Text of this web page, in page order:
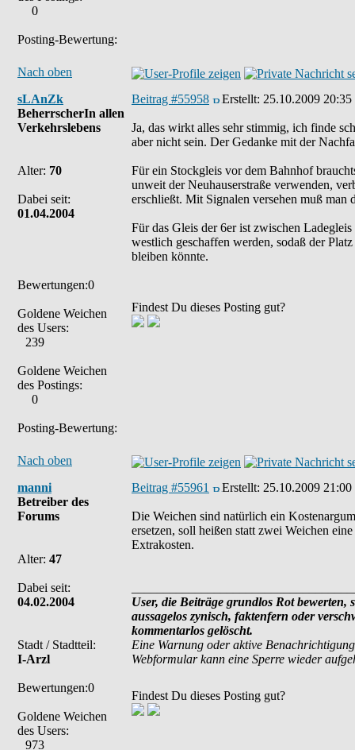
0
Posting-Bewertung:
Nach oben
sLAnZk
BeherrscherIn allen
Verkehrslebens
Alter: 70
Dabei seit:
01.04.2004
Bewertungen:0
Goldene Weichen
des Users:
239
Goldene Weichen
des Postings:
0
Posting-Bewertung:
Beitrag #55958 Erstellt: 25.10.2009 20:35
Ja, das wirkt alles sehr stimmig, ich finde
aber nicht sein. Der Gedanke mit der
Für ein Stockgleis vor dem Bahnhof
unweit der Neuhauserstraße verwenden,
erschließt. Mit Signalen versehen muß man
Für das Gleis der 6er ist zwischen
westlich geschaffen werden, sodaß der
bleiben könnte.
Findest Du dieses Posting gut?
Nach oben
manni
Betreiber des
Forums
Alter: 47
Dabei seit:
04.02.2004
Stadt / Stadtteil:
I-Arzl
Bewertungen:0
Goldene Weichen
des Users:
973
Beitrag #55961 Erstellt: 25.10.2009 21:00
Die Weichen sind natürlich ein
ersetzen, soll heißen statt zwei Weichen
Extrakosten.
User, die Beiträge grundlos Rot
aussagelos zynisch, faktenfern oder
kommentarlos gelöscht.
Eine Warnung oder aktive
Webformular kann eine Sperre wieder
Findest Du dieses Posting gut?